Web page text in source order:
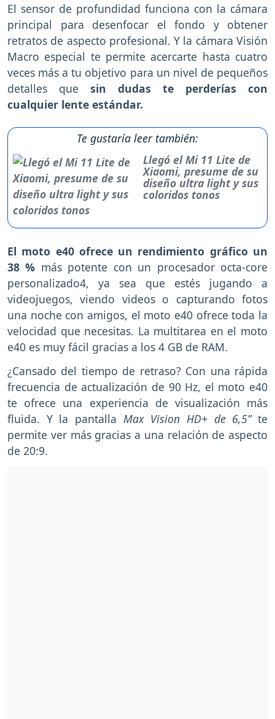
El sensor de profundidad funciona con la cámara
principal para desenfocar el fondo y obtener
retratos de aspecto profesional. Y la cámara Visión
Macro especial te permite acercarte hasta cuatro
veces más a tu objetivo para un nivel de pequeños
detalles que sin dudas te perderías con
cualquier lente estándar.
Te gustaría leer también:
Llegó el Mi 11 Lite de
Xiaomi, presume de su
diseño ultra light y sus
coloridos tonos
El moto e40 ofrece un rendimiento gráfico un
38 % más potente con un procesador octa-core
personalizado4, ya sea que estés jugando a
videojuegos, viendo videos o capturando fotos
una noche con amigos, el moto e40 ofrece toda la
velocidad que necesitas. La multitarea en el moto
e40 es muy fácil gracias a los 4 GB de RAM.
¿Cansado del tiempo de retraso? Con una rápida
frecuencia de actualización de 90 Hz, el moto e40
te ofrece una experiencia de visualización más
fluida. Y la pantalla Max Vision HD+ de 6,5”te
permite ver más gracias a una relación de aspecto
de 20:9.